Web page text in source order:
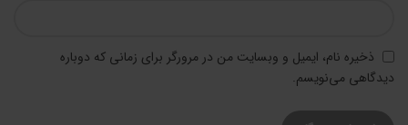
ذخیره نام، ایمیل و وبسایت من در مرورگر برای زمانی که دوباره
دیدگاهی می‌نویسم.